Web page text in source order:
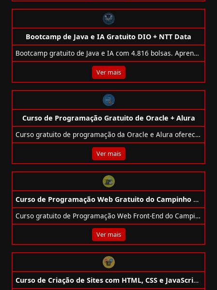
Bootcamp de Java e IA Gratuito DIO + NTT Data
Bootcamp gratuito de Java e IA com 4.816 bolsas. Aprenda do zero com projetos, IA e mentoria com a DIO e a NTT Data.
Ver mais
Curso de Programação Gratuito de Oracle + Alura
Curso gratuito de programação da Oracle e Alura oferece 100 vagas com foco em Java, IA e Data Science para jovens de todo o Brasil.
Ver mais
Curso de Programação Web Gratuito do Campinho Digital
Curso gratuito de Programação Web Front-End do Campinho Digital: 180h, React, HTML, CSS, JS, Git e projeto final. 100% online e com certificado.
Ver mais
Curso de Criação de Sites com HTML, CSS e JavaScript Gratuito